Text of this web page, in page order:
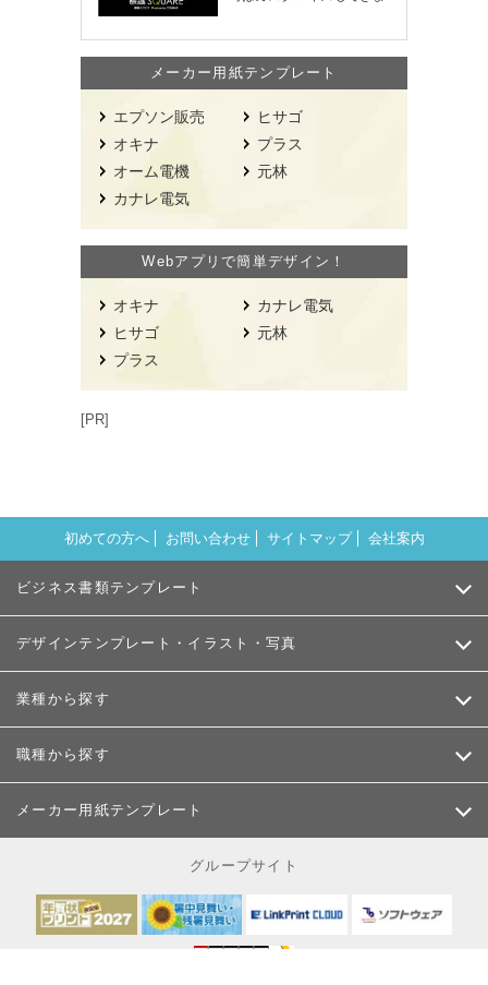
メーカー用紙テンプレート
エプソン販売
オキナ
オーム電機
カナレ電気
ヒサゴ
プラス
元林
Webアプリで簡単デザイン！
オキナ
ヒサゴ
プラス
カナレ電気
元林
[PR]
初めての方へ お問い合わせ サイトマップ 会社案内
ビジネス書類テンプレート
デザインテンプレート・イラスト・写真
業種から探す
職種から探す
メーカー用紙テンプレート
グループサイト